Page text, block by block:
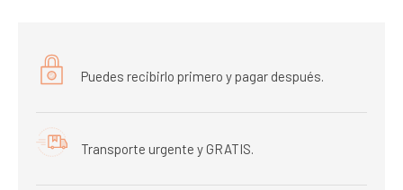
Puedes recibirlo primero y pagar después.
Transporte urgente y GRATIS.